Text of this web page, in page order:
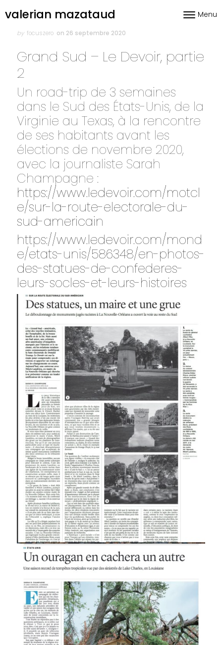
valerian mazataud ToggleMenu
Author
Posted
by focuszero on
on 26 septembre 2020
Grand Sud – Le Devoir, partie
2
Un road-trip de 3 semaines
dans le Sud des États-Unis, de la
Virginie au Texas, à la rencontre
de ses habitants avant les
élections de novembre 2020,
avec la journaliste Sarah
Champagne :
https://www.ledevoir.com/motcl
e/sur-la-route-electorale-du-
sud-americain
https://www.ledevoir.com/mond
e/etats-unis/586348/en-photos-
des-statues-de-confederes-
leurs-socles-et-leurs-histoires